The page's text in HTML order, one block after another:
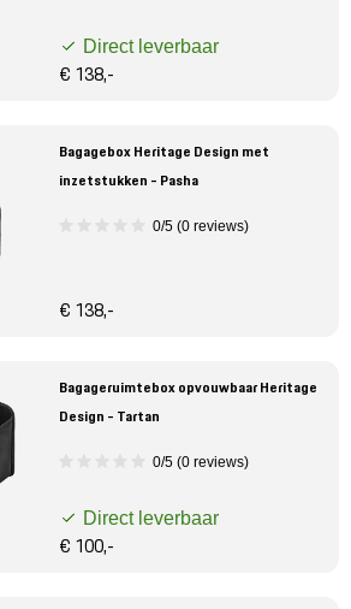
Direct leverbaar
€ 138,-
Bagagebox Heritage Design met
inzetstukken - Pasha
0/5 (0 reviews)
€ 138,-
Bagageruimtebox opvouwbaar Heritage
Design - Tartan
0/5 (0 reviews)
Direct leverbaar
€ 100,-